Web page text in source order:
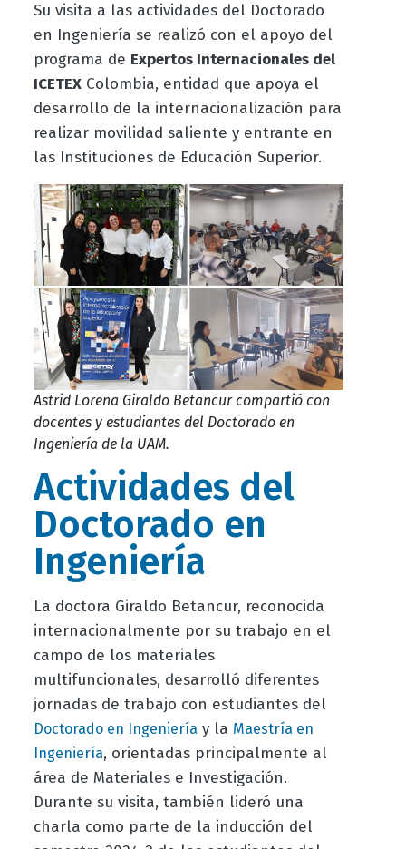
Su visita a las actividades del Doctorado
en Ingeniería se realizó con el apoyo del
programa de Expertos Internacionales del
ICETEXColombia, entidad que apoya el
desarrollo de la internacionalización para
realizar movilidad saliente y entrante en
las Instituciones de Educación Superior.
Astrid Lorena Giraldo Betancur compartió con
docentes y estudiantes del Doctorado en
Ingeniería de la UAM.
Actividades del
Doctorado en
Ingeniería
La doctora Giraldo Betancur, reconocida
internacionalmente por su trabajo en el
campo de los materiales
multifuncionales, desarrolló diferentes
jornadas de trabajo con estudiantes del
Doctorado en Ingenieríay la Maestría en
Ingeniería, orientadas principalmente al
área de Materiales e Investigación.
Durante su visita, también lideró una
charla como parte de la inducción del